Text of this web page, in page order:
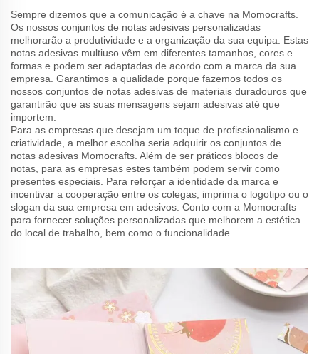
Sempre dizemos que a comunicação é a chave na Momocrafts.
Os nossos conjuntos de notas adesivas personalizadas
melhorarão a produtividade e a organização da sua equipa. Estas
notas adesivas multiuso vêm em diferentes tamanhos, cores e
formas e podem ser adaptadas de acordo com a marca da sua
empresa. Garantimos a qualidade porque fazemos todos os
nossos conjuntos de notas adesivas de materiais duradouros que
garantirão que as suas mensagens sejam adesivas até que
importem.
Para as empresas que desejam um toque de profissionalismo e
criatividade, a melhor escolha seria adquirir os conjuntos de
notas adesivas Momocrafts. Além de ser práticos blocos de
notas, para as empresas estes também podem servir como
presentes especiais. Para reforçar a identidade da marca e
incentivar a cooperação entre os colegas, imprima o logotipo ou o
slogan da sua empresa em adesivos. Conto com a Momocrafts
para fornecer soluções personalizadas que melhorem a estética
do local de trabalho, bem como o funcionalidade.